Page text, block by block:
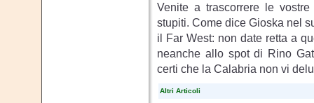
Venite a trascorrere le
stupiti. Come dice Gioska nel
il Far West: non date retta a
neanche allo spot di Rino
certi che la Calabria non vi
Altri Articoli